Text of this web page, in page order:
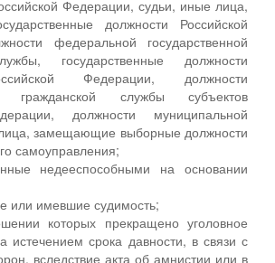
Федерации, судьи, иные лица,
должности Российской
федеральной государственной
государственные должности
Федерации, должности
гражданской службы субъектов
должности муниципальной
замещающие выборные должности
самоуправления;
недееспособными на основании
или имевшие судимость;
которых прекращено уголовное
истечением срока давности, в связи с
вследствие акта об амнистии или в